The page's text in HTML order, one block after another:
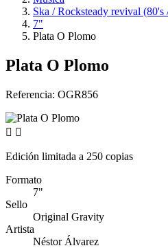
Ska / Rocksteady revival (80's
7"
Plata O Plomo
Plata O Plomo
Referencia: OGR856
 
Edición limitada a 250 copias
Formato
7"
Sello
Original Gravity
Artista
Néstor Álvarez